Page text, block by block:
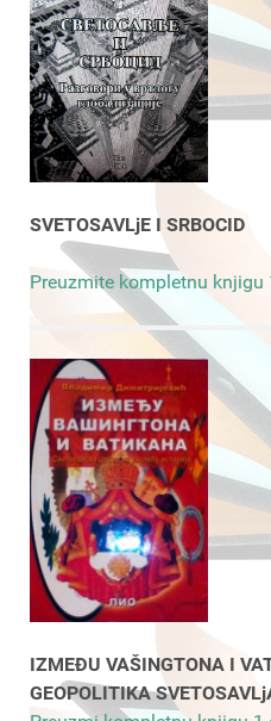
SVETOSAVLjE I SRBOCID
Preuzmite kompletnu knjigu
IZMEĐU VAŠINGTONA I
GEOPOLITIKA